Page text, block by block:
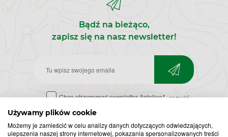
Używamy plików cookie
Możemy je zamieścić w celu analizy danych dotyczących odwiedzających,
ulepszenia naszej strony internetowej, pokazania spersonalizowanych treści
Bądź na bieżąco,
zapisz się na nasz newsletter!
Zapisz
do
newslettera
Chcę otrzymywać newsletter Apteline* rozwiń>